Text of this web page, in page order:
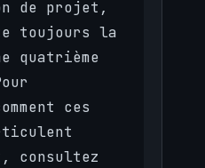
de projet,
toujours la
quatrième
ces
consultez